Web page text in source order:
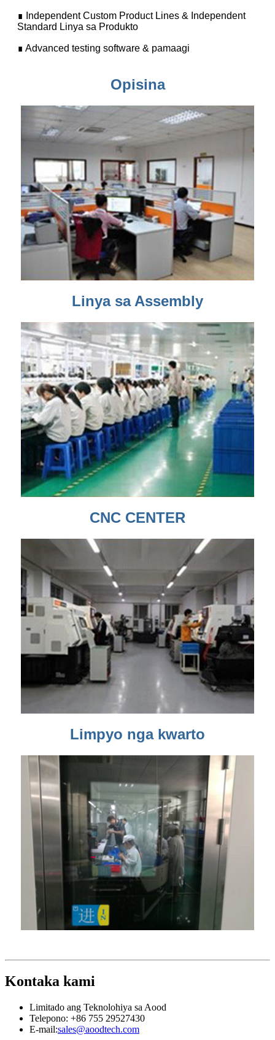
∎ Independent Custom Product Lines & Independent
Standard Linya sa Produkto
∎ Advanced testing software & pamaagi
Opisina
Linya sa Assembly
CNC CENTER
Limpyo nga kwarto
Kontaka kami
Limitado ang Teknolohiya sa Aood
Telepono: +86 755 29527430
E-mail:sales@aoodtech.com